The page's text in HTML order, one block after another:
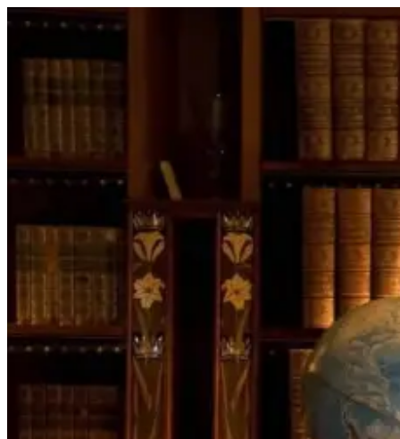
Перейти